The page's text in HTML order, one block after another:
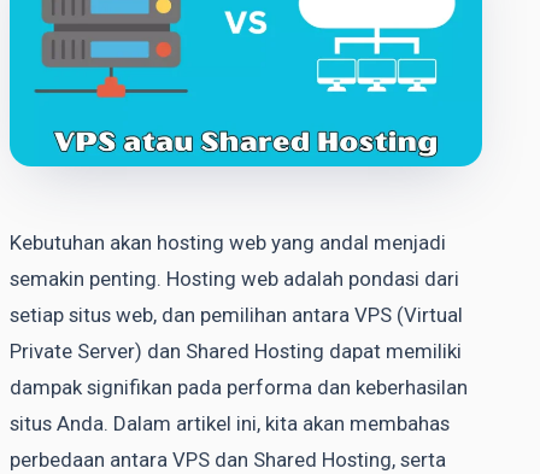
Kebutuhan akan hosting web yang andal menjadi
semakin penting. Hosting web adalah pondasi dari
setiap situs web, dan pemilihan antara VPS (Virtual
Private Server) dan Shared Hosting dapat memiliki
dampak signifikan pada performa dan keberhasilan
situs Anda. Dalam artikel ini, kita akan membahas
perbedaan antara VPS dan Shared Hosting, serta